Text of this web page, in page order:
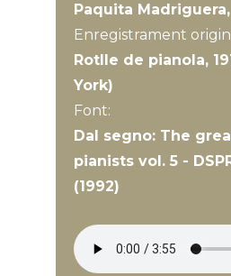
Paquita
Enregistrament
Rotlle de pianola,
York)
Font:
Dal segno: The
pianists vol. 5 -
(1992)